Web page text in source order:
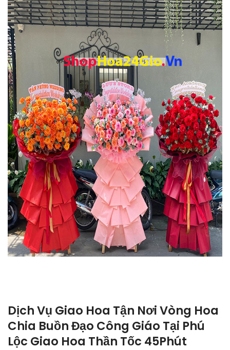
Dịch Vụ Giao Hoa Tận Nơi Vòng Hoa
Chia Buồn Đạo Công Giáo Tại Phú
Lộc Giao Hoa Thần Tốc 45Phút